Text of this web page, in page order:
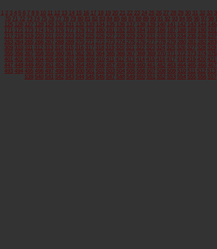
1 2 3 4 5 6 7 8 9 10 11 12 13 14 15 16 17 18 19 20 21 22 23 24 25 26 27 28 29 30 31 32 33
70 71 72 73 74 75 76 77 78 79 80 81 82 83 84 85 86 87 88 89 90 91 92 93 94 95 96 97 98
125 126 127 128 129 130 131 132 133 134 135 136 137 138 139 140 141 142 143 144 145
171 172 173 174 175 176 177 178 179 180 181 182 183 184 185 186 187 188 189 190 191
217 218 219 220 221 222 223 224 225 226 227 228 229 230 231 232 233 234 235 236 237
263 264 265 266 267 268 269 270 271 272 273 274 275 276 277 278 279 280 281 282 283
309 310 311 312 313 314 315 316 317 318 319 320 321 322 323 324 325 326 327 328 329
355 356 357 358 359 360 361 362 363 364 365 366 367 368 369 370 371 372 373 374 375
401 402 403 404 405 406 407 408 409 410 411 412 413 414 415 416 417 418 419 420 421
447 448 449 450 451 452 453 454 455 456 457 458 459 460 461 462 463 464 465 466 467
493 494 495 496 497 498 499 500 501 502 503 504 505 506 507 508 509 510 511 512 513
539 540 541 542 543 544 545 546 547 548 549 550 551 552 553 554 555 556 557